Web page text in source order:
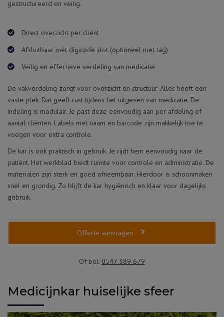
gestructureerd en veilig.
Direct overzicht per cliënt
Afsluitbaar met digicode slot (optioneel met tag)
Veilig en effectieve verdeling van medicatie
De vakverdeling zorgt voor overzicht en structuur. Alles heeft een
vaste plek. Dat geeft rust tijdens het uitgeven van medicatie. De
indeling is modulair. Je past deze eenvoudig aan per afdeling of
aantal cliënten. Labels met naam en barcode zijn makkelijk toe te
voegen voor extra controle.
De kar is ook praktisch in gebruik. Je rijdt hem eenvoudig naar de
patiënt. Het werkblad biedt ruimte voor controle en administratie. De
materialen zijn sterk en goed afneembaar. Hierdoor is schoonmaken
snel en grondig. Zo blijft de kar hygiënisch en klaar voor dagelijks
gebruik.
Offerte aanvragen
Of bel: 0547 389 679
Medicijnkar huiselijke sfeer